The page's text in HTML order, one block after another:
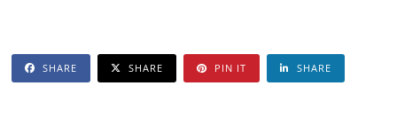
SHARE SHARE PIN IT SHARE